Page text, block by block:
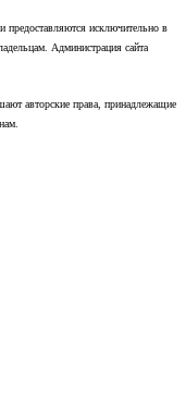
предоставляются исключительно в
Администрация сайта
авторские права, принадлежащие